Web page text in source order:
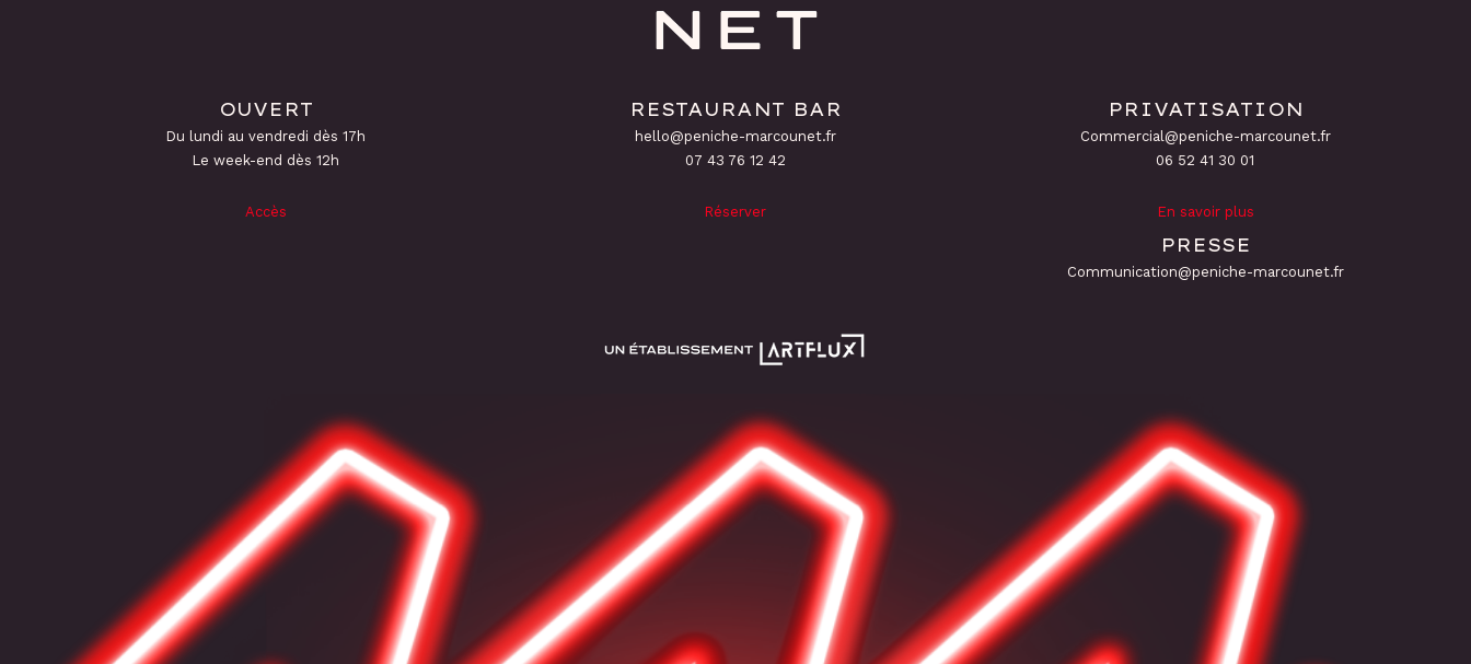
OUVERT
Du lundi au vendredi dès 17h
Le week-end dès 12h
Accès
RESTAURANT BAR
hello@peniche-marcounet.fr
‭07 43 76 12 42
Réserver
PRIVATISATION
Commercial@peniche-marcounet.fr
06 52 41 30 01
En savoir plus
PRESSE
Communication@peniche-marcounet.fr